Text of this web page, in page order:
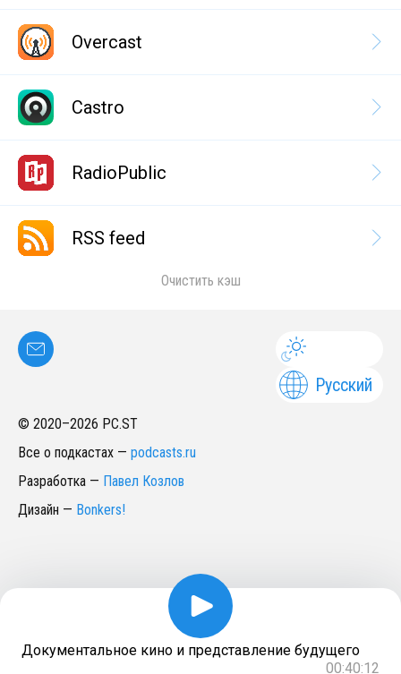
Overcast
Castro
RadioPublic
RSS feed
Очистить кэш
Русский
© 2020–2026 PC.ST
Все о подкастах — podcasts.ru
Разработка — Павел Козлов
Дизайн — Bonkers!
Документальное кино и представление будущего
00:40:12